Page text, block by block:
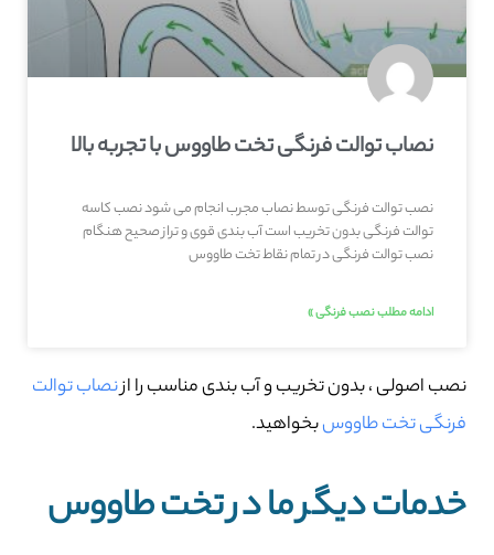
نصاب توالت فرنگی تخت طاووس با تجربه بالا
نصب توالت فرنگی توسط نصاب مجرب انجام می شود نصب کاسه
توالت فرنگی بدون تخریب است آب بندی قوی و تراز صحیح هنگام
نصب توالت فرنگی در تمام نقاط تخت طاووس
ادامه مطلب نصب فرنگی »
نصب اصولی ، بدون تخریب و آب بندی مناسب را ازنصاب توالت
فرنگی تخت طاووسبخواهید.
خدمات دیگر ما در تخت طاووس